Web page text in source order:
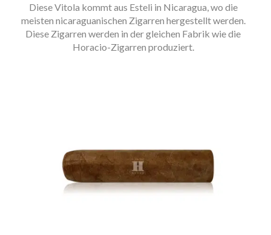
Diese Vitola kommt aus Esteli in Nicaragua, wo die
meisten nicaraguanischen Zigarren hergestellt werden.
Diese Zigarren werden in der gleichen Fabrik wie die
Horacio-Zigarren produziert.